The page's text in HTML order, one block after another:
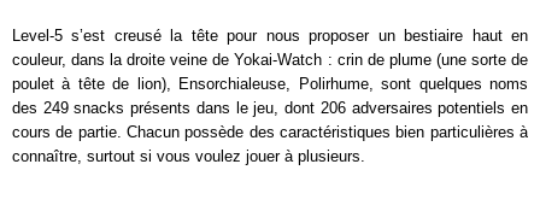
Level-5 s’est creusé la tête pour nous proposer un bestiaire haut en
couleur, dans la droite veine de Yokai-Watch : crin de plume (une sorte de
poulet à tête de lion), Ensorchialeuse, Polirhume, sont quelques noms
des 249 snacks présents dans le jeu, dont 206 adversaires potentiels en
cours de partie. Chacun possède des caractéristiques bien particulières à
connaître, surtout si vous voulez jouer à plusieurs.